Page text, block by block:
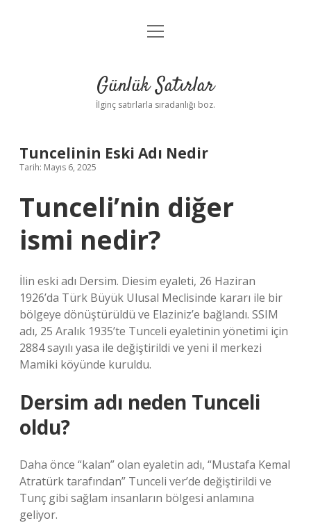
Anasayfa
Yasal Uyarı
menüyü
Günlük Satırlar
İlginç satırlarla sıradanlığı boz.
Tuncelinin Eski Adı Nedir
Tarih: Mayıs 6, 2025
Tunceli’nin diğer
ismi nedir?
İlin eski adı Dersim. Diesim eyaleti, 26 Haziran
1926’da Türk Büyük Ulusal Meclisinde kararı ile bir
bölgeye dönüştürüldü ve Elaziniz’e bağlandı. SSIM
adı, 25 Aralık 1935’te Tunceli eyaletinin yönetimi için
2884 sayılı yasa ile değiştirildi ve yeni il merkezi
Mamiki köyünde kuruldu.
Dersim adı neden Tunceli
oldu?
Daha önce “kalan” olan eyaletin adı, “Mustafa Kemal
Atratürk tarafından” Tunceli ver’de değiştirildi ve
Tunç gibi sağlam insanların bölgesi anlamına
geliyor.